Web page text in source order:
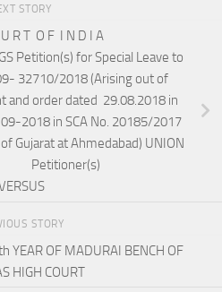
STORY
O U R T O F I N D I A
Petition(s) for Special Leave to
32710/2018 (Arising out of
and order dated 29.08.2018 in
2018 in SCA No. 20185/2017
Gujarat at Ahmedabad) UNION
Petitioner(s)
STORY
YEAR OF MADURAI BENCH OF
HIGH COURT